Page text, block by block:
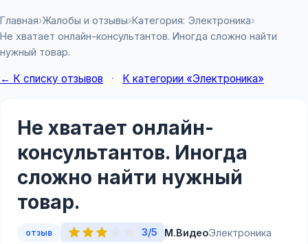
Главная›Жалобы и отзывы›Категория: Электроника›
Не хватает онлайн-консультантов. Иногда сложно найти
нужный товар.
← К списку отзывов · К категории «Электроника»
Не хватает онлайн-
консультантов. Иногда
сложно найти нужный
товар.
отзыв 3/5 М.ВидеоЭлектроника